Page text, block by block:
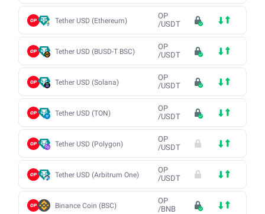
Tether USD (Ethereum)
OP
/USDT
Tether USD (BUSD-T BSC)
OP
/USDT
Tether USD (Solana)
OP
/USDT
Tether USD (TON)
OP
/USDT
Tether USD (Polygon)
OP
/USDT
Tether USD (Arbitrum One)
OP
/USDT
Binance Coin (BSC)
OP
/BNB